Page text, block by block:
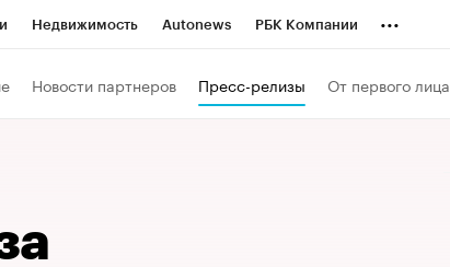
Недвижимость Autonews РБК Компании ...
Новости партнеров Пресс-релизы От первого лица